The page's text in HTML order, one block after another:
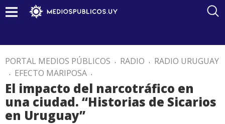
PORTAL MEDIOS PÚBLICOS . RADIO . RADIO URUGUAY
. EFECTO MARIPOSA .
El impacto del narcotráfico en
una ciudad. “Historias de Sicarios
en Uruguay”